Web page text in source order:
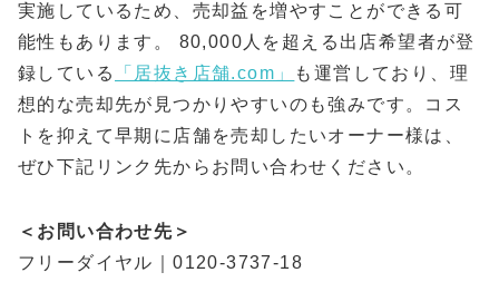
実施しているため、売却益を増やすことができる可
能性もあります。 80,000人を超える出店希望者が登
録している
「居抜き店舗.com」
も運営しており、理
想的な売却先が見つかりやすいのも強みです。コス
トを抑えて早期に店舗を売却したいオーナー様は、
ぜひ下記リンク先からお問い合わせください。
＜お問い合わせ先＞
フリーダイヤル｜0120-3737-18